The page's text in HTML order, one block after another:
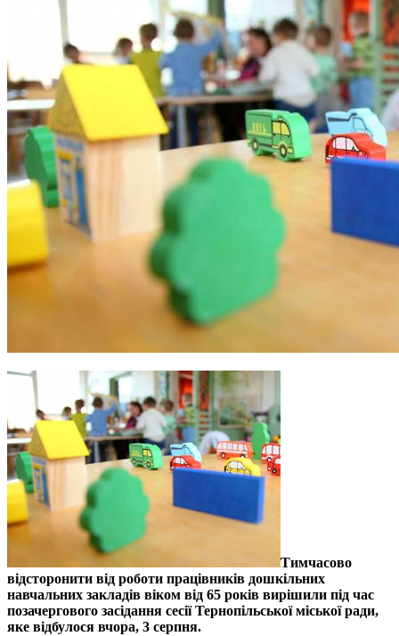
Тимчасово
відсторонити від роботи працівників дошкільних
навчальних закладів віком від 65 років вирішили під час
позачергового засідання сесії Тернопільської міської ради,
яке відбулося вчора, 3 серпня.